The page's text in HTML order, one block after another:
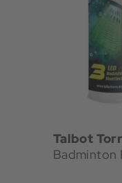
Talbot
Badminton